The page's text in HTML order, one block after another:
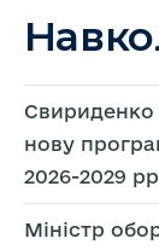
Свириденко
нову
2026-2029
Міністр